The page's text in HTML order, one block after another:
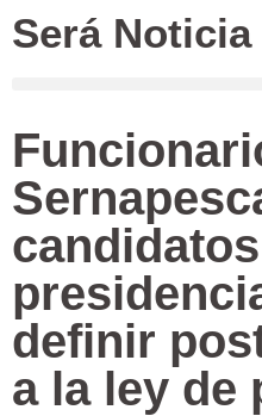
Será Noticia
candidatos
definir
a la ley de